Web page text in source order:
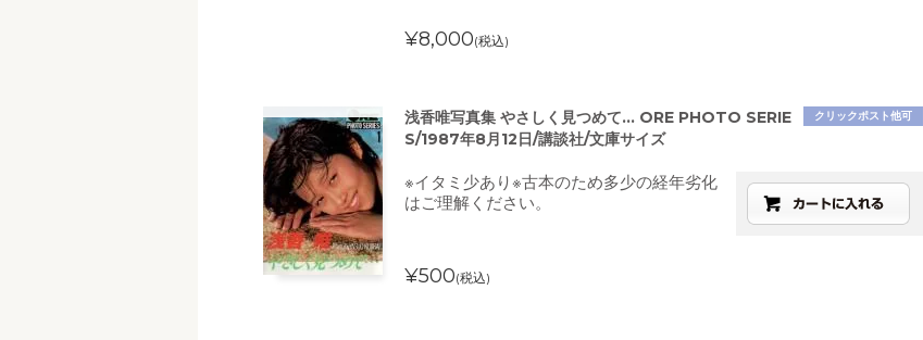
¥8,000(税込)
クリックポスト他可
浅香唯写真集 やさしく見つめて... ORE PHOTO SERIE
S/1987年8月12日/講談社/文庫サイズ
※イタミ少あり※古本のため多少の経年劣化
はご理解ください。
¥500(税込)